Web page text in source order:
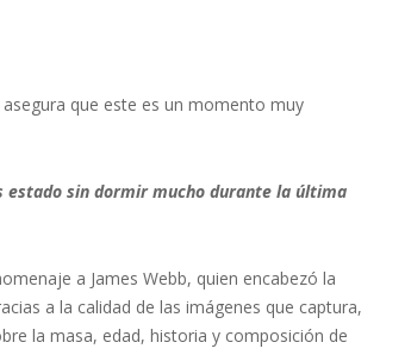
que este es un momento muy
estado sin dormir mucho durante la última
a James Webb, quien encabezó la
a la calidad de las imágenes que captura,
la masa, edad, historia y composición de